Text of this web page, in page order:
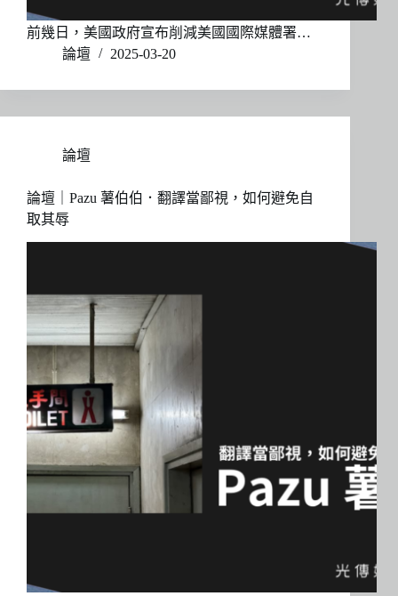
前幾日，美國政府宣布削減美國國際媒體署…
論壇
2025-03-20
論壇
論壇｜Pazu 薯伯伯．翻譯當鄙視，如何避免自
取其辱